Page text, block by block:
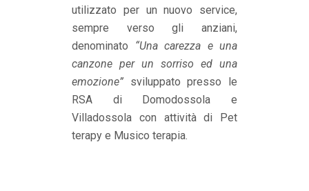
utilizzato per un nuovo service,
sempre verso gli anziani,
denominato “Una carezza e una
canzone per un sorriso ed una
emozione” sviluppato presso le
RSA di Domodossola e
Villadossola con attività di Pet
terapy e Musico terapia.